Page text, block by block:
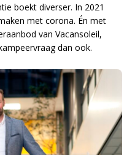
boekt diverser. In 2021
met corona. Én met
van Vacansoleil,
dan ook.